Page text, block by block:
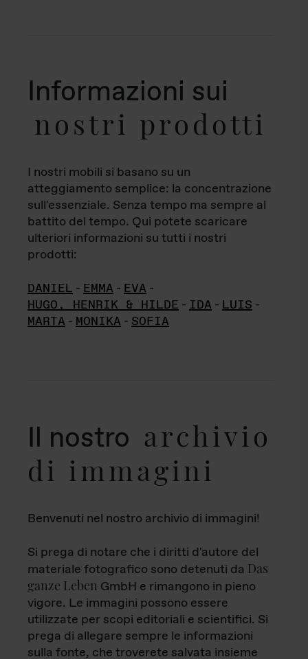
Informazioni sui
nostri prodotti
I nostri mobili si basano su un
atteggiamento semplice: la concentrazione
sull'essenziale. Senza tempo ma sempre al
battito del tempo. Qui potete scaricare
ulteriori informazioni su tutti i nostri
prodotti:
DANIEL - EMMA - EVA -
HUGO, HENRIK & HILDE - IDA - LUIS -
MARTA - MONIKA - SOFIA
Il nostro archivio
di immagini
Benvenuti nel nostro archivio di immagini!
Si prega di notare che i diritti d'autore del
materiale fotografico sono detenuti da Das
ganze Leben GmbH e rimangono in pieno
vigore. Le immagini possono essere
utilizzate per scopi editoriali e scientifici. Si
prega di allegare sempre le informazioni
sulla fonte, che troverete salvata insieme